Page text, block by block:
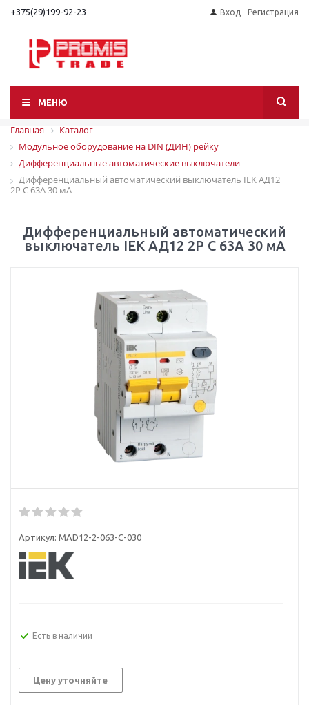
+375(29)199-92-23 Вход Регистрация
МЕНЮ
Главная
Каталог
Модульное оборудование на DIN (ДИН) рейку
Дифференциальные автоматические выключатели
Дифференциальный автоматический выключатель IEK АД12
2P C 63A 30 мА
Дифференциальный автоматический
выключатель IEK АД12 2P C 63A 30 мА
Артикул: MAD12-2-063-C-030
Есть в наличии
Цену уточняйте